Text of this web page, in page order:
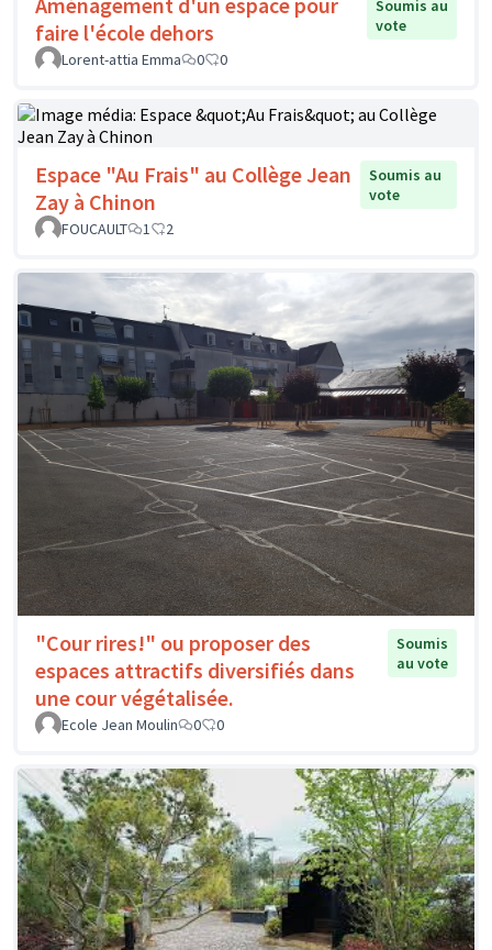
faire l'école dehors
Soumis au
vote
Lorent-attia Emma
0 0
Espace "Au Frais" au Collège Jean
Zay à Chinon
Soumis au
vote
FOUCAULT
1 2
"Cour rires!" ou proposer des
espaces attractifs diversifiés dans
une cour végétalisée.
Soumis
au vote
Ecole Jean Moulin 0 0